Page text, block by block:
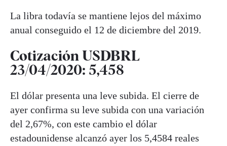
La libra todavía se mantiene lejos del máximo
anual conseguido el 12 de diciembre del 2019.
Cotización USDBRL
23/04/2020: 5,458
El dólar presenta una leve subida. El cierre de
ayer confirma su leve subida con una variación
del 2,67%, con este cambio el dólar
estadounidense alcanzó ayer los 5,4584 reales